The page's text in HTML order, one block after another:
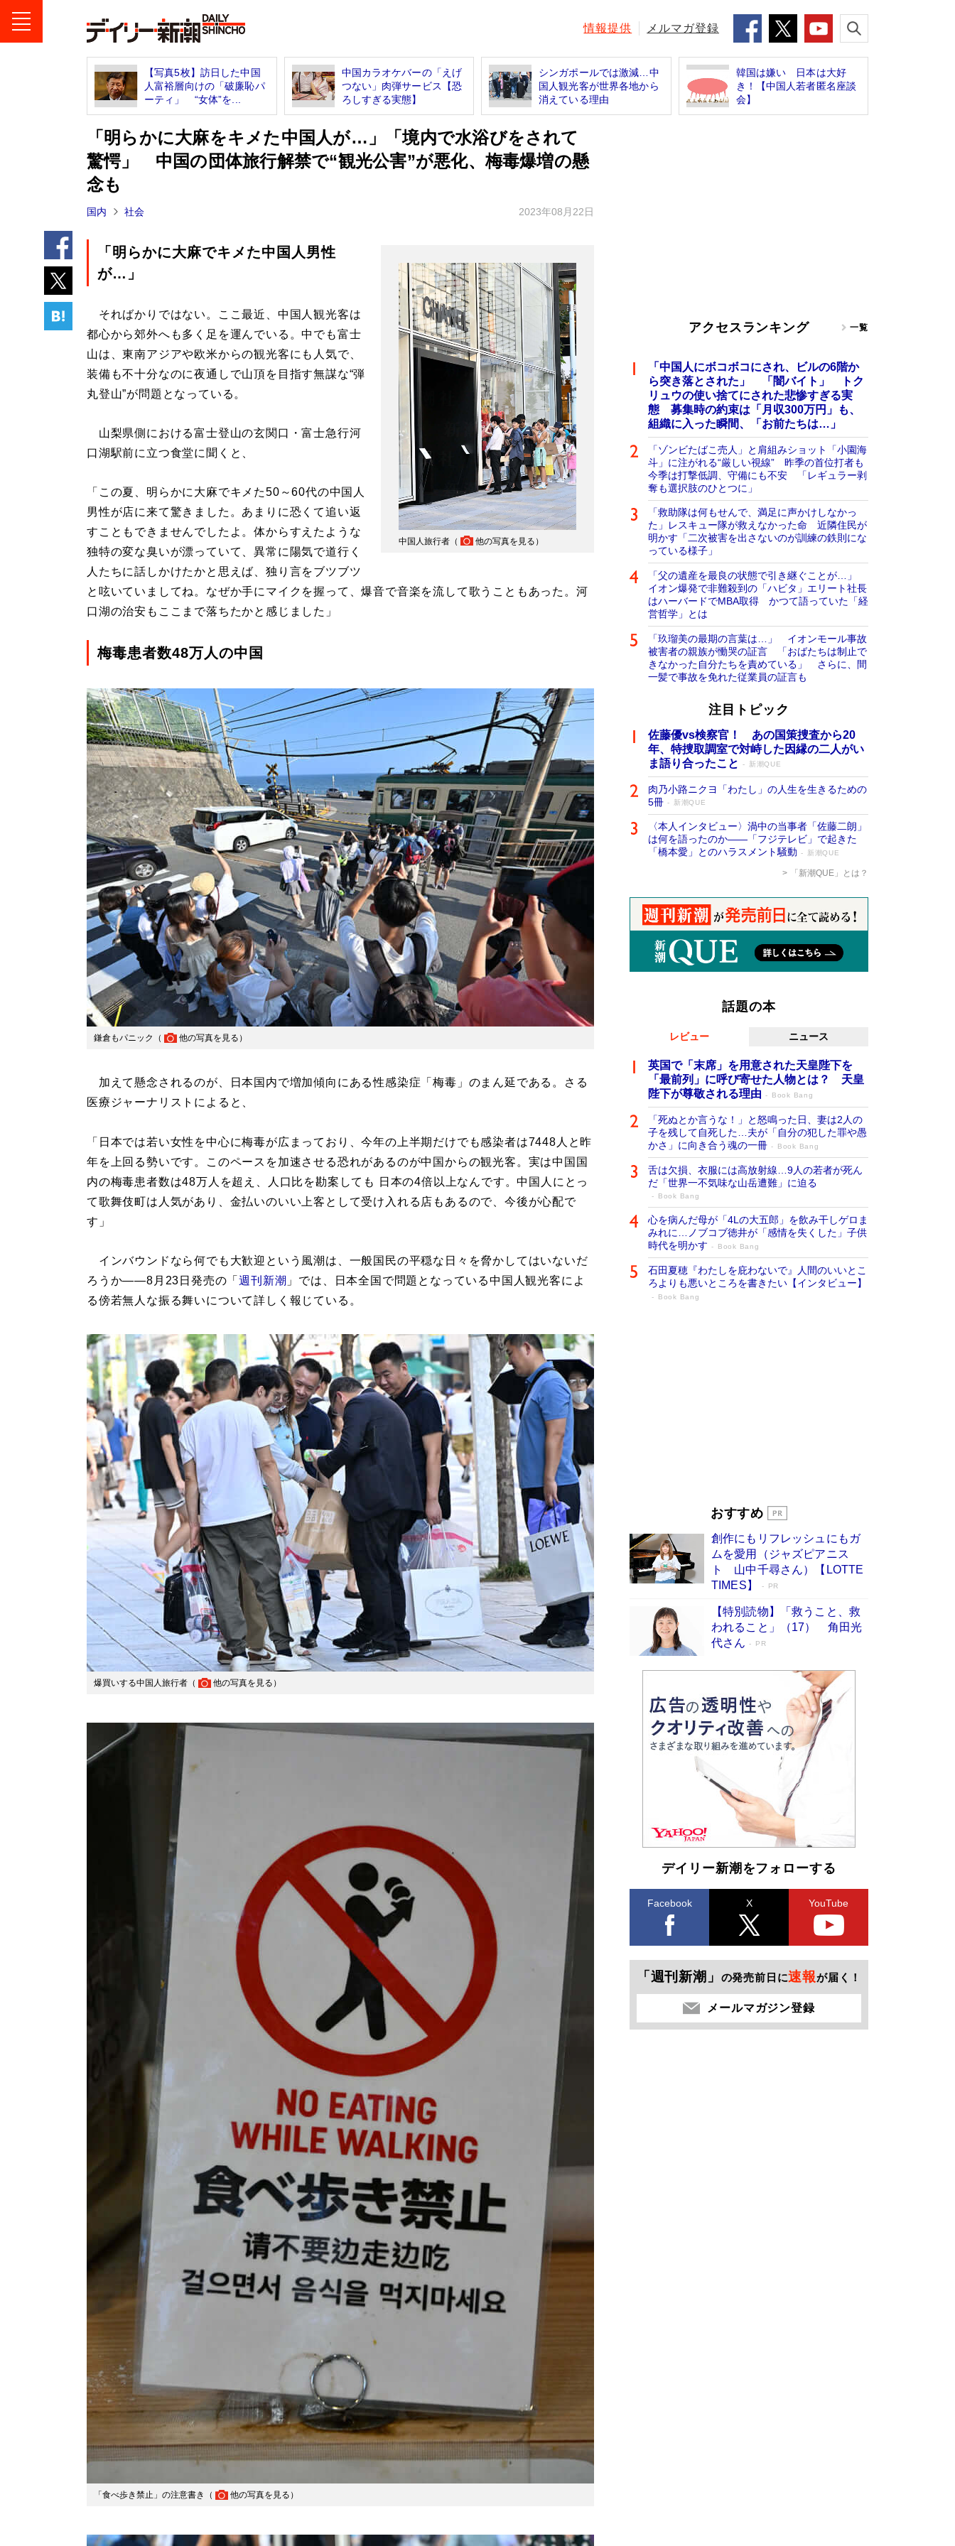
情報提供 メルマガ登録
【写真5枚】訪日した中国
人富裕層向けの「破廉恥パ
ーティ」 “女体”を...
中国カラオケバーの「えげ
つない」肉弾サービス【恐
ろしすぎる実態】
シンガポールでは激減…中
国人観光客が世界各地から
消えている理由
韓国は嫌い 日本は大好
き！【中国人若者匿名座談
会】
「明らかに大麻をキメた中国人が…」「境内で水浴びをされて
驚愕」 中国の団体旅行解禁で“観光公害”が悪化、梅毒爆増の懸
念も
国内 社会 2023年08月22日
中国人旅行者（ 他の写真を見る ）
「明らかに大麻でキメた中国人男性
が…」
そればかりではない。ここ最近、中国人観光客は
都心から郊外へも多く足を運んでいる。中でも富士
山は、東南アジアや欧米からの観光客にも人気で、
装備も不十分なのに夜通しで山頂を目指す無謀な“弾
丸登山”が問題となっている。
山梨県側における富士登山の玄関口・富士急行河
口湖駅前に立つ食堂に聞くと、
「この夏、明らかに大麻でキメた50～60代の中国人
男性が店に来て驚きました。あまりに恐くて追い返
すこともできませんでしたよ。体からすえたような
独特の変な臭いが漂っていて、異常に陽気で道行く
人たちに話しかけたかと思えば、独り言をブツブツ
と呟いていましてね。なぜか手にマイクを握って、爆音で音楽を流して歌うこともあった。河
口湖の治安もここまで落ちたかと感じました」
梅毒患者数48万人の中国
鎌倉もパニック（ 他の写真を見る ）
加えて懸念されるのが、日本国内で増加傾向にある性感染症「梅毒」のまん延である。さる
医療ジャーナリストによると、
「日本では若い女性を中心に梅毒が広まっており、今年の上半期だけでも感染者は7448人と昨
年を上回る勢いです。このペースを加速させる恐れがあるのが中国からの観光客。実は中国国
内の梅毒患者数は48万人を超え、人口比を勘案しても 日本の4倍以上なんです。中国人にとっ
て歌舞伎町は人気があり、金払いのいい上客として受け入れる店もあるので、今後が心配で
す」
インバウンドなら何でも大歓迎という風潮は、一般国民の平穏な日々を脅かしてはいないだ
ろうか――8月23日発売の「週刊新潮 」では、日本全国で問題となっている中国人観光客によ
る傍若無人な振る舞いについて詳しく報じている。
爆買いする中国人旅行者（ 他の写真を見る ）
「食べ歩き禁止」の注意書き（ 他の写真を見る ）
アクセスランキング 一覧
「中国人にボコボコにされ、ビルの6階か
ら突き落とされた」 「闇バイト」 トク
リュウの使い捨てにされた悲惨すぎる実
態 募集時の約束は「月収300万円」も、
組織に入った瞬間、「お前たちは…」
「ゾンビたばこ売人」と肩組みショット「小園海
斗」に注がれる“厳しい視線” 昨季の首位打者も
今季は打撃低調、守備にも不安 「レギュラー剥
奪も選択肢のひとつに」
「救助隊は何もせんで、満足に声かけしなかっ
た」レスキュー隊が救えなかった命 近隣住民が
明かす「二次被害を出さないのが訓練の鉄則にな
っている様子」
「父の遺産を最良の状態で引き継ぐことが…」
イオン爆発で非難殺到の「ハビタ」エリート社長
はハーバードでMBA取得 かつて語っていた「経
営哲学」とは
「玖瑠美の最期の言葉は…」 イオンモール事故
被害者の親族が慟哭の証言 「おばたちは制止で
きなかった自分たちを責めている」 さらに、間
一髪で事故を免れた従業員の証言も
注目トピック
佐藤優vs検察官！ あの国策捜査から20
年、特捜取調室で対峙した因縁の二人がい
ま語り合ったこと
新潮QUE
肉乃小路ニクヨ「わたし」の人生を生きるための
5冊
新潮QUE
〈本人インタビュー〉渦中の当事者「佐藤二朗」
は何を語ったのか――「フジテレビ」で起きた
「橋本愛」とのハラスメント騒動
新潮QUE
「新潮QUE」とは？
話題の本
レビュー ニュース
英国で「末席」を用意された天皇陛下を
「最前列」に呼び寄せた人物とは？ 天皇
陛下が尊敬される理由
Book Bang
「死ぬとか言うな！」と怒鳴った日、妻は2人の
子を残して自死した…夫が「自分の犯した罪や愚
かさ」に向き合う魂の一冊
Book Bang
舌は欠損、衣服には高放射線…9人の若者が死ん
だ「世界一不気味な山岳遭難」に迫る
Book Bang
心を病んだ母が「4Lの大五郎」を飲み干しゲロま
みれに…ノブコブ徳井が「感情を失くした」子供
時代を明かす
Book Bang
石田夏穂『わたしを庇わないで』人間のいいとこ
ろよりも悪いところを書きたい【インタビュー】
Book Bang
「『火垂るの墓』は、大嘘である」原作者が抱き
続けた“自責の念”とは…「自己憐憫は描きたくな
い」監督が徹底的にこだわったこと（後編） #
戦争の記憶
Book Bang
おすすめ
創作にもリフレッシュにもガ
ムを愛用（ジャズピアニス
ト 山中千尋さん）【LOTTE
TIMES】
PR
【特別読物】「救うこと、救
われること」（17） 角田光
代さん
PR
デイリー新潮をフォローする
Facebook X YouTube
「週刊新潮」 の発売前日に速報が届く！
メールマガジン登録